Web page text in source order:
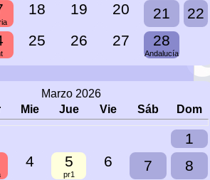
18 19 20 21
22
25 26 27 28
Andalucía
Marzo 2026
Mie Jue Vie Sáb Dom
1
4 5
pr1
6 7
8